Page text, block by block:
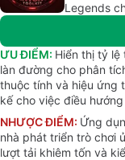
Legends
ƯU ĐIỂM: Hiển thị tỷ lệ
làn đường cho phân
thuộc tính và hiệu ứng
kế cho việc điều
NHƯỢC ĐIỂM: Ứng
nhà phát triển trò chơi
lượt tải khiêm tốn và